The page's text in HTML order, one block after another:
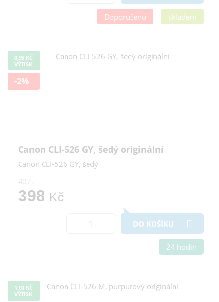
Doporučeno skladem
0,95 KČ
VÝTISK
-2%
Canon CLI-526 GY, šedý originální
Canon CLI-526 GY, šedý
407,-
398 Kč
DO KOŠÍKU
24 hodin
1,00 KČ
VÝTISK